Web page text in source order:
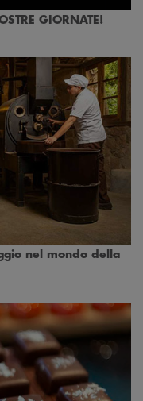
GIORNATE!
nel mondo della